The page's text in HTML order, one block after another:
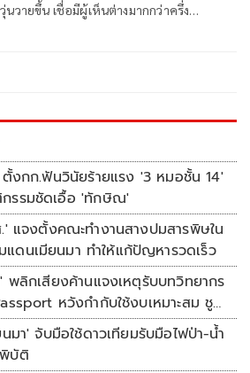
วายขึ้น เชื่อมีผู้เห็นต่างมากกว่าครึ่ง
งกก.ฟันวินัยร้ายแรง '3 หมอชั้น 14'
รรมชัดเอื้อ 'ทักษิณ'
แจงตั้งคณะทำงานสางปมสารพิษใน
แดนเมียนมา ทำให้แก้ปัญหารวดเร็ว
พลิกเสียงค้านแจงเหตุรับบทวิทยากร
หวังกำกับใช้งบเหมาะสม ชู
ทยได้ใช้ AI ระดับโปร ลดเหลื่อมล้ำ
นโลยี เซฟงบไปกว่า900ล้าน เชื่อหาก
อกชนขาดทุนย่อยยับ
มา' จับมือใช้ดาวเทียมรับมือไฟป่า-น้ำ
บัติ